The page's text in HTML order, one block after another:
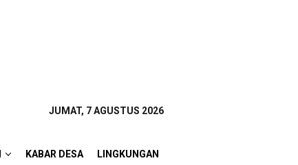
JUMAT, 7 AGUSTUS 2026
KABAR DESA LINGKUNGAN